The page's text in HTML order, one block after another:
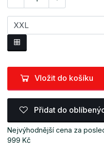
Vložit do košíku
Přidat do
Nejvýhodnější cena za
999 Kč